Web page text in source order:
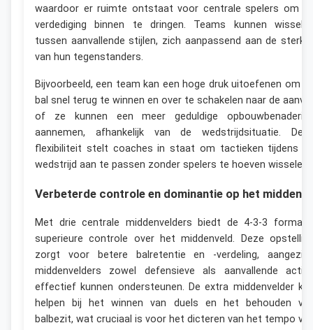
waardoor er ruimte ontstaat voor centrale spelers om
verdediging binnen te dringen. Teams kunnen
tussen aanvallende stijlen, zich aanpassend aan de
van hun tegenstanders.
Bijvoorbeeld, een team kan een hoge druk uitoefenen om
bal snel terug te winnen en over te schakelen naar de
of ze kunnen een meer geduldige
aannemen, afhankelijk van de wedstrijdsituatie.
flexibiliteit stelt coaches in staat om tactieken tijdens
wedstrijd aan te passen zonder spelers te hoeven wisselen.
Verbeterde controle en dominantie op het
Met drie centrale middenvelders biedt de 4-3-3
superieure controle over het middenveld. Deze
zorgt voor betere balretentie en -verdeling,
middenvelders zowel defensieve als aanvallende
effectief kunnen ondersteunen. De extra middenvelder
helpen bij het winnen van duels en het behouden
balbezit, wat cruciaal is voor het dicteren van het tempo